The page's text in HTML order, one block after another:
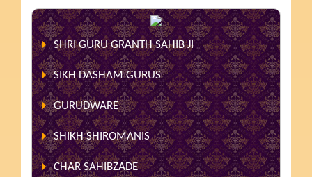
SHRI GURU GRANTH SAHIB JI
SIKH DASHAM GURUS
GURUDWARE
SHIKH SHIROMANIS
CHAR SAHIBZADE